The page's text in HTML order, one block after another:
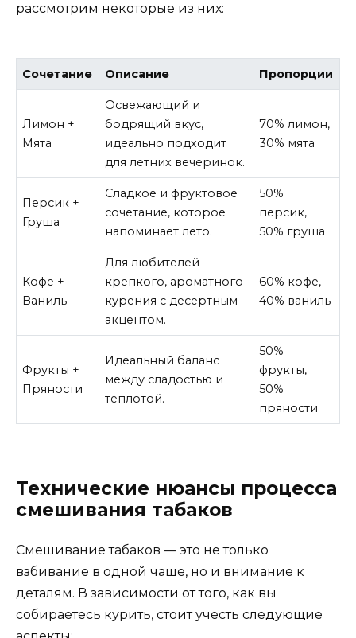
рассмотрим некоторые из них:
Сочетание Описание Пропорции
Лимон +
Мята
Освежающий и
бодрящий вкус,
идеально подходит
для летних вечеринок.
70% лимон,
30% мята
Персик +
Груша
Сладкое и фруктовое
сочетание, которое
напоминает лето.
50%
персик,
50% груша
Кофе +
Ваниль
Для любителей
крепкого, ароматного
курения с десертным
акцентом.
60% кофе,
40% ваниль
Фрукты +
Пряности
Идеальный баланс
между сладостью и
теплотой.
50%
фрукты,
50%
пряности
Технические нюансы процесса
смешивания табаков
Смешивание табаков — это не только
взбивание в одной чаше, но и внимание к
деталям. В зависимости от того, как вы
собираетесь курить, стоит учесть следующие